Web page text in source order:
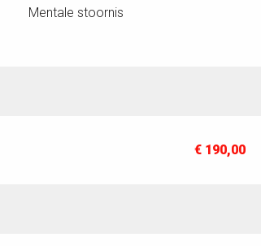
Mentale stoornis
€ 190,00